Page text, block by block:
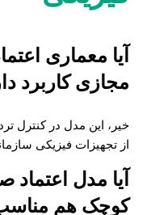
آیا معماری
مجازی کاربرد
خیر، این مدل در کنترل
از تجهیزات فیزیکی
آیا مدل
کوچک هم